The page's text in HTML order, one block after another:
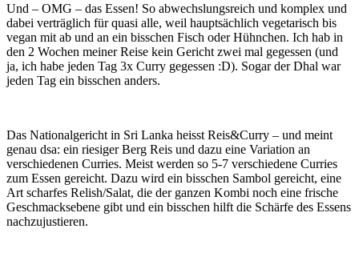
Und – OMG – das Essen! So abwechslungsreich und komplex und
dabei verträglich für quasi alle, weil hauptsächlich vegetarisch bis
vegan mit ab und an ein bisschen Fisch oder Hühnchen. Ich hab in
den 2 Wochen meiner Reise kein Gericht zwei mal gegessen (und
ja, ich habe jeden Tag 3x Curry gegessen :D). Sogar der Dhal war
jeden Tag ein bisschen anders.
Das Nationalgericht in Sri Lanka heisst Reis&Curry – und meint
genau dsa: ein riesiger Berg Reis und dazu eine Variation an
verschiedenen Curries. Meist werden so 5-7 verschiedene Curries
zum Essen gereicht. Dazu wird ein bisschen Sambol gereicht, eine
Art scharfes Relish/Salat, die der ganzen Kombi noch eine frische
Geschmacksebene gibt und ein bisschen hilft die Schärfe des Essens
nachzujustieren.